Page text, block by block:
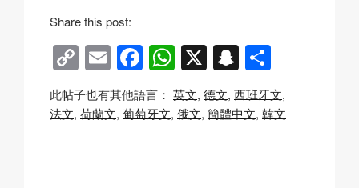
Share this post:
C
o
p
E
m
ail
F
a
c
W
h
at
X S
n
a
享
此帖子也有其他語言： 英文 德文 西班牙文
法文 荷蘭文 葡萄牙文 俄文 簡體中文 韓文